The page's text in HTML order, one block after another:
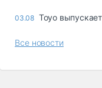
03.08 Toyo
Все новости